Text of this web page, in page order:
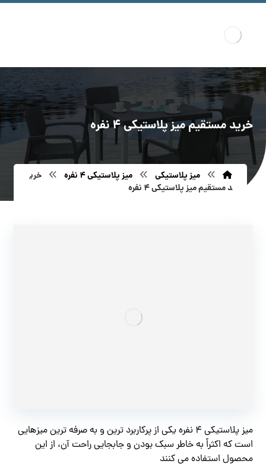
خرید مستقیم میز پلاستیکی ۴ نفره
میز پلاستیکی میز پلاستیکی ۴ نفره
خری
د مستقیم میز پلاستیکی ۴ نفره
میز پلاستیکی ۴ نفره یکی از پرکاربرد ترین و به صرفه ترین میزهایی
است که اکثراً به خاطر سبک بودن و جابجایی راحت آن، از این
محصول استفاده می کنند